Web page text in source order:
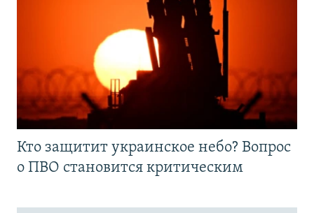
Кто защитит украинское небо? Вопрос
о ПВО становится критическим